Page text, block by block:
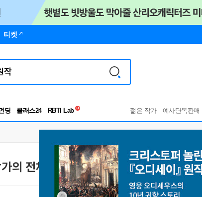
티켓
딩 클래스24
RBTI Lab
독서유형검사
젊은 작가 예사단독판매
의 전체 작품